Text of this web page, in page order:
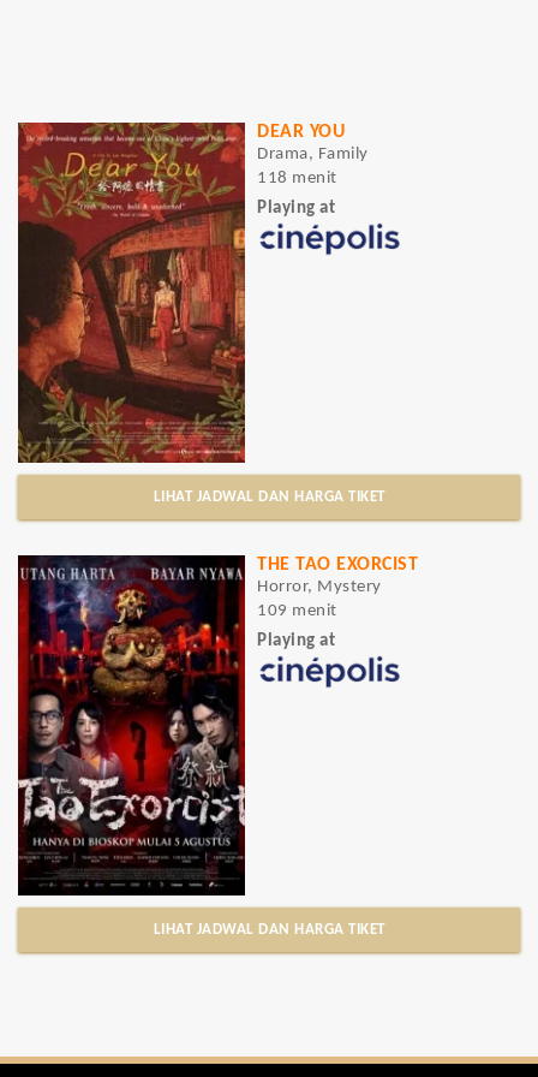
DEAR YOU
Drama, Family
118 menit
Playing at
LIHAT JADWAL DAN HARGA TIKET
THE TAO EXORCIST
Horror, Mystery
109 menit
Playing at
LIHAT JADWAL DAN HARGA TIKET